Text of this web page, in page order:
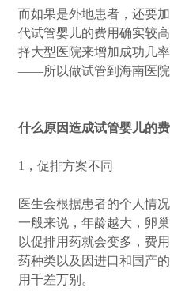
而如果是外地患者，还要
代试管婴儿的费用确实较
择大型医院来增加成功几
——所以做试管到海南医院
什么原因造成试管婴儿的
1，促排方案不同
医生会根据患者的个人情
一般来说，年龄越大，卵
以促排用药就会变多，费
药种类以及因进口和国产
用千差万别。